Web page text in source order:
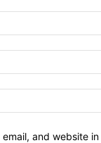
email, and website